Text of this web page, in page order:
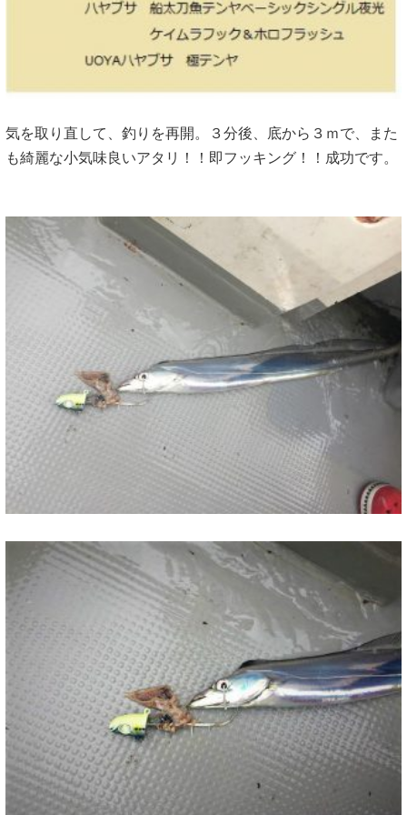
気を取り直して、釣りを再開。３分後、底から３ｍで、また
も綺麗な小気味良いアタリ！！即フッキング！！成功です。